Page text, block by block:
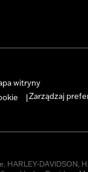
witryny
Zarządzaj
DAVIDSON,